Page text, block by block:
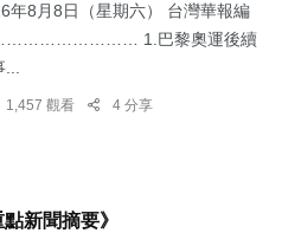
年8月8日（星期六） 台灣華報編
1.​巴黎奧運後續
1,457 觀看 4 分享
新聞摘要》